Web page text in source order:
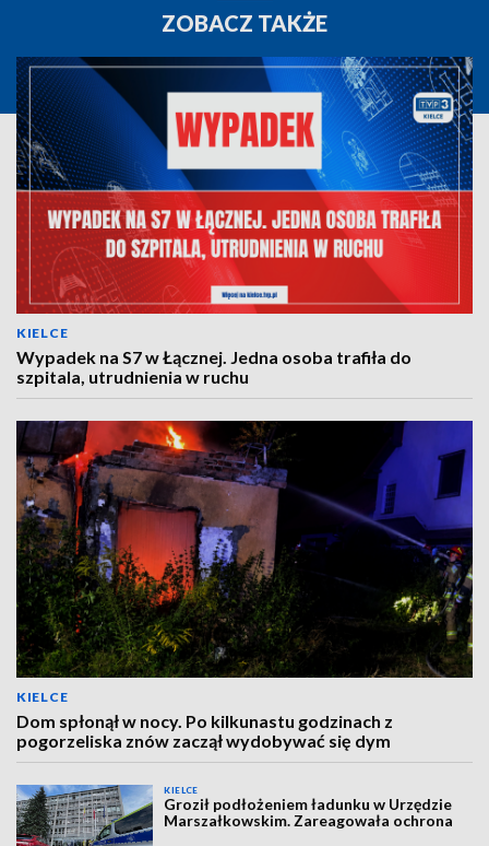
ZOBACZ TAKŻE
KIELCE
Wypadek na S7 w Łącznej. Jedna osoba trafiła do
szpitala, utrudnienia w ruchu
KIELCE
Dom spłonął w nocy. Po kilkunastu godzinach z
pogorzeliska znów zaczął wydobywać się dym
KIELCE
Groził podłożeniem ładunku w Urzędzie
Marszałkowskim. Zareagowała ochrona